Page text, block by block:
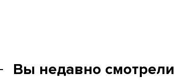
Вы недавно смотрели